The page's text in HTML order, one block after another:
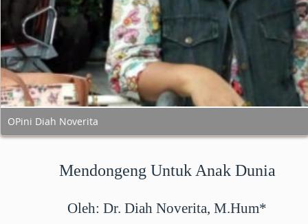
OPini Diah Noverita
Mendongeng Untuk Anak Dunia
Oleh: Dr. Diah Noverita, M.Hum*